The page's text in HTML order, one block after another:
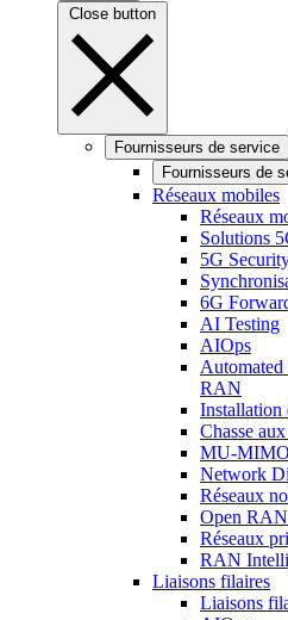
Close button
Fournisseurs de service
Fournisseurs de
Réseaux mobiles
Réseaux
Solutions
5G
6G
AI Testing
AIOps
Automated
RAN
Installation
Chasse
MU-
Network
Réseaux
Open
Réseaux
RAN
Liaisons filaires
Liaisons